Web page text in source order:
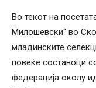
Во текот на
Милошевски“ во
младинските
повеќе состаноци
федерација околу